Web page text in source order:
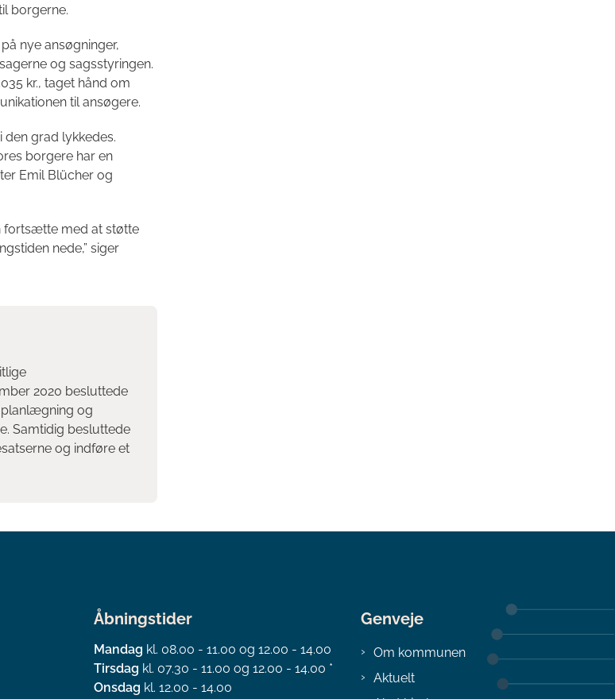
borgerne.
nye ansøgninger,
og sagsstyringen.
kr., taget hånd om
til ansøgere.
grad lykkedes.
borgere har en
Emil Blücher og
fortsætte med at støtte
nede,” siger
2020 besluttede
og
Samtidig besluttede
og indføre et
Åbningstider
Mandag kl. 08.00 - 11.00 og 12.00 - 14.00
Tirsdag kl. 07.30 - 11.00 og 12.00 - 14.00 *
Onsdag kl. 12.00 - 14.00
Genveje
Om kommunen
Aktuelt